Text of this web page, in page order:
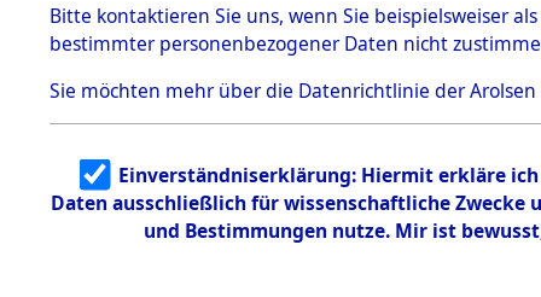
5.3.1 Alliierte
Erhebungen
zu
Todesmärsch
en
5.3.2
Identifizierun
g
5.3.3
Todesmärsch
0002
Bitte kontaktieren Sie uns, wenn Sie beispielsweiser
bestimmter personenbezogener Daten nicht
Sie möchten mehr über die Datenrichtlinie der Arolsen
Einverständniserklärung: Hiermit erkläre
Daten ausschließlich für wissenschaftliche
und Bestimmungen nutze. Mir ist